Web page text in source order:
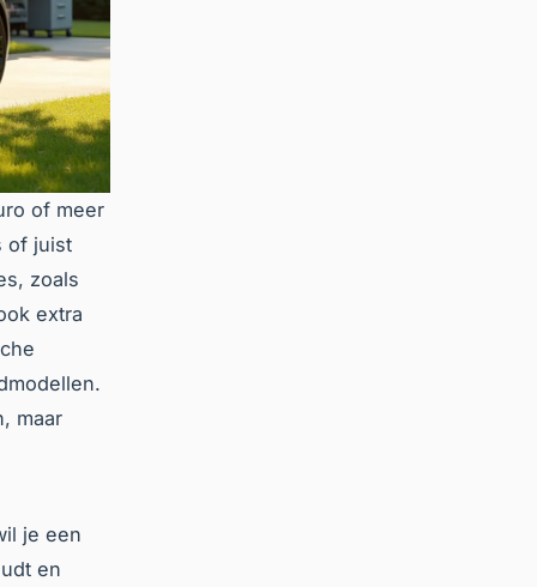
of meer
of juist
zoals
extra
maar
je een
en